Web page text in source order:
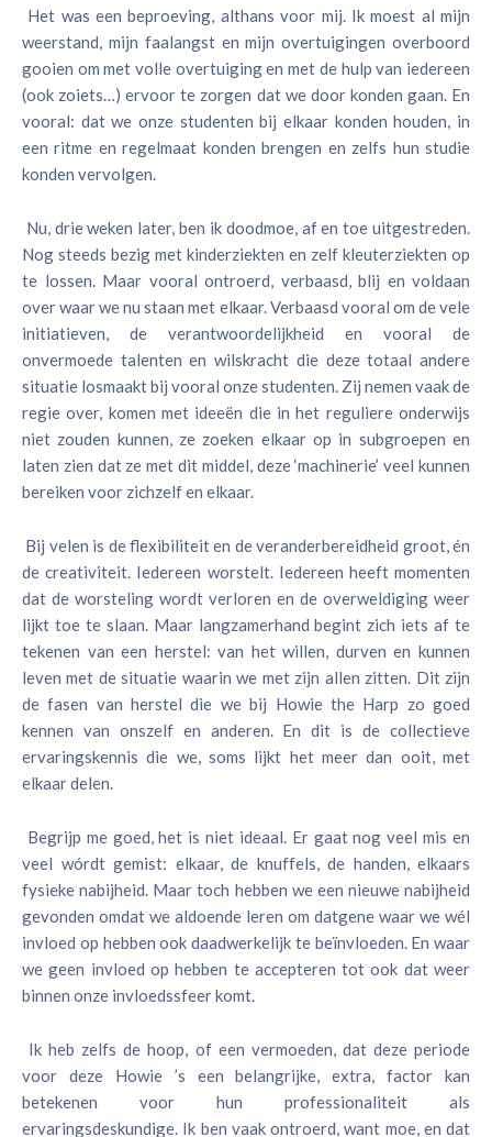
Het was een beproeving, althans voor mij. Ik moest al mijn
weerstand, mijn faalangst en mijn overtuigingen overboord
gooien om met volle overtuiging en met de hulp van iedereen
(ook zoiets…) ervoor te zorgen dat we door konden gaan. En
vooral: dat we onze studenten bij elkaar konden houden, in
een ritme en regelmaat konden brengen en zelfs hun studie
konden vervolgen.
Nu, drie weken later, ben ik doodmoe, af en toe uitgestreden.
Nog steeds bezig met kinderziekten en zelf kleuterziekten op
te lossen. Maar vooral ontroerd, verbaasd, blij en voldaan
over waar we nu staan met elkaar. Verbaasd vooral om de vele
initiatieven, de verantwoordelijkheid en vooral de
onvermoede talenten en wilskracht die deze totaal andere
situatie losmaakt bij vooral onze studenten. Zij nemen vaak de
regie over, komen met ideeën die in het reguliere onderwijs
niet zouden kunnen, ze zoeken elkaar op in subgroepen en
laten zien dat ze met dit middel, deze ‘machinerie’ veel kunnen
bereiken voor zichzelf en elkaar.
Bij velen is de flexibiliteit en de veranderbereidheid groot, én
de creativiteit. Iedereen worstelt. Iedereen heeft momenten
dat de worsteling wordt verloren en de overweldiging weer
lijkt toe te slaan. Maar langzamerhand begint zich iets af te
tekenen van een herstel: van het willen, durven en kunnen
leven met de situatie waarin we met zijn allen zitten. Dit zijn
de fasen van herstel die we bij Howie the Harp zo goed
kennen van onszelf en anderen. En dit is de collectieve
ervaringskennis die we, soms lijkt het meer dan ooit, met
elkaar delen.
Begrijp me goed, het is niet ideaal. Er gaat nog veel mis en
veel wórdt gemist: elkaar, de knuffels, de handen, elkaars
fysieke nabijheid. Maar toch hebben we een nieuwe nabijheid
gevonden omdat we aldoende leren om datgene waar we wél
invloed op hebben ook daadwerkelijk te beïnvloeden. En waar
we geen invloed op hebben te accepteren tot ook dat weer
binnen onze invloedssfeer komt.
Ik heb zelfs de hoop, of een vermoeden, dat deze periode
voor deze Howie ’s een belangrijke, extra, factor kan
betekenen voor hun professionaliteit als
ervaringsdeskundige. Ik ben vaak ontroerd, want moe, en dat